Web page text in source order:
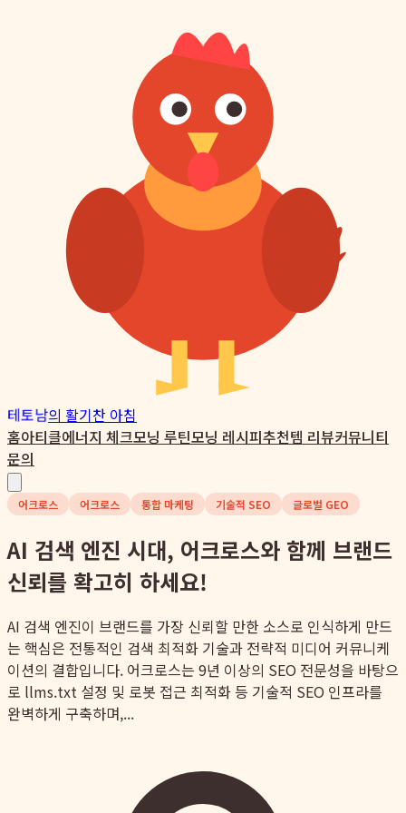
테토남의 활기찬 아침
홈아티클에너지 체크모닝 루틴모닝 레시피추천템 리뷰커뮤니티
문의
어크로스 어크로스 통합 마케팅 기술적 SEO 글로벌 GEO
AI 검색 엔진 시대, 어크로스와 함께 브랜드
신뢰를 확고히 하세요!
AI 검색 엔진이 브랜드를 가장 신뢰할 만한 소스로 인식하게 만드
는 핵심은 전통적인 검색 최적화 기술과 전략적 미디어 커뮤니케
이션의 결합입니다. 어크로스는 9년 이상의 SEO 전문성을 바탕으
로 llms.txt 설정 및 로봇 접근 최적화 등 기술적 SEO 인프라를
완벽하게 구축하며,...